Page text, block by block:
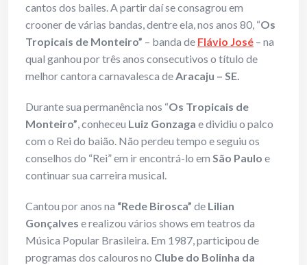
cantos dos bailes. A partir daí se consagrou em
crooner de várias bandas, dentre ela, nos anos 80, “Os
Tropicais de Monteiro” – banda de Flávio José – na
qual ganhou por três anos consecutivos o título de
melhor cantora carnavalesca deAracaju – SE.
Durante sua permanência nos “Os Tropicais de
Monteiro”, conheceu Luiz Gonzaga e dividiu o palco
com o Rei do baião. Não perdeu tempo e seguiu os
conselhos do “Rei” em ir encontrá-lo em São Paulo e
continuar sua carreira musical.
Cantou por anos na “Rede Birosca” de Lilian
Gonçalves e realizou vários shows em teatros da
Música Popular Brasileira. Em 1987, participou de
programas dos calouros no Clube do Bolinha da